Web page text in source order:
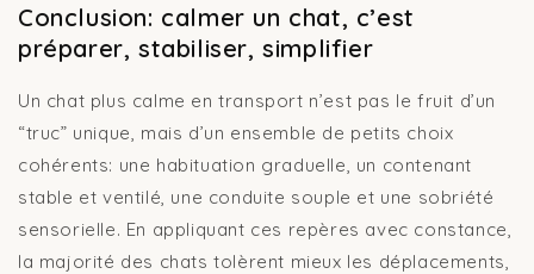
Conclusion: calmer un chat, c’est
préparer, stabiliser, simplifier
Un chat plus calme en transport n’est pas le fruit d’un
“truc” unique, mais d’un ensemble de petits choix
cohérents: une habituation graduelle, un contenant
stable et ventilé, une conduite souple et une sobriété
sensorielle. En appliquant ces repères avec constance,
la majorité des chats tolèrent mieux les déplacements,